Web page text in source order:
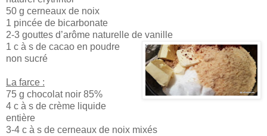
50 g cerneaux de noix
1 pincée de bicarbonate
2-3 gouttes d’arôme naturelle de vanille
1 c à s de cacao en poudre
non sucré
La farce :
75 g chocolat noir 85%
4 c à s de crème liquide
entière
3-4 c à s de cerneaux de noix mixés